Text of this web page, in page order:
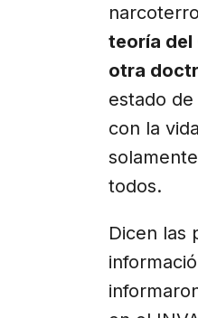
teoría del
otra
estado
con la
todos.
Dicen las